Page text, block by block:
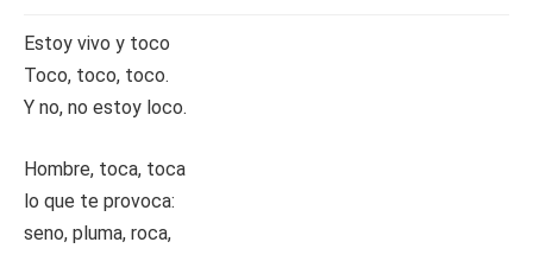
Estoy vivo y toco
Toco, toco, toco.
Y no, no estoy loco.
Hombre, toca, toca
lo que te provoca:
seno, pluma, roca,